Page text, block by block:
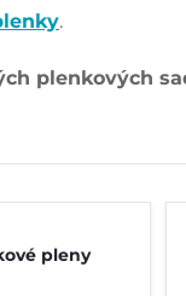
.
plenkových
pleny